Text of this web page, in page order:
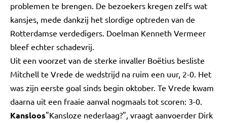
problemen te brengen. De bezoekers kregen zelfs wat
kansjes, mede dankzij het slordige optreden van de
Rotterdamse verdedigers. Doelman Kenneth Vermeer
bleef echter schadevrij.
Uit een voorzet van de sterke invaller Boëtius besliste
Mitchell te Vrede de wedstrijd na ruim een uur, 2-0. Het
was zijn eerste goal sinds begin oktober. Te Vrede kwam
daarna uit een fraaie aanval nogmaals tot scoren: 3-0.
Kansloos"Kansloze nederlaag?", vraagt aanvoerder Dirk